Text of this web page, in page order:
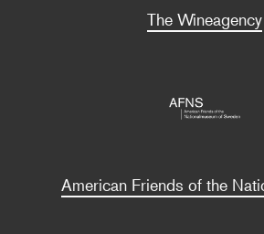
The Wineagency
American Friends of the